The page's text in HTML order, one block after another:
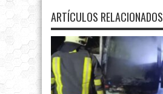
ARTÍCULOS RELACIONADOS